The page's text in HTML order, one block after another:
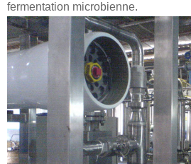
fermentation microbienne.